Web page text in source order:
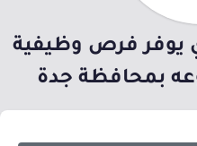
يوفر فرص وظيفية
بمحافظة جدة